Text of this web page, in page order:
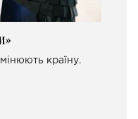
країну.